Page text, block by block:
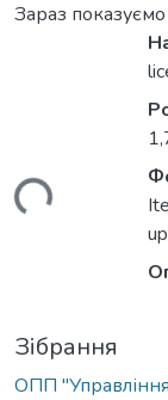
Зараз показуємо
Зібрання
ОПП